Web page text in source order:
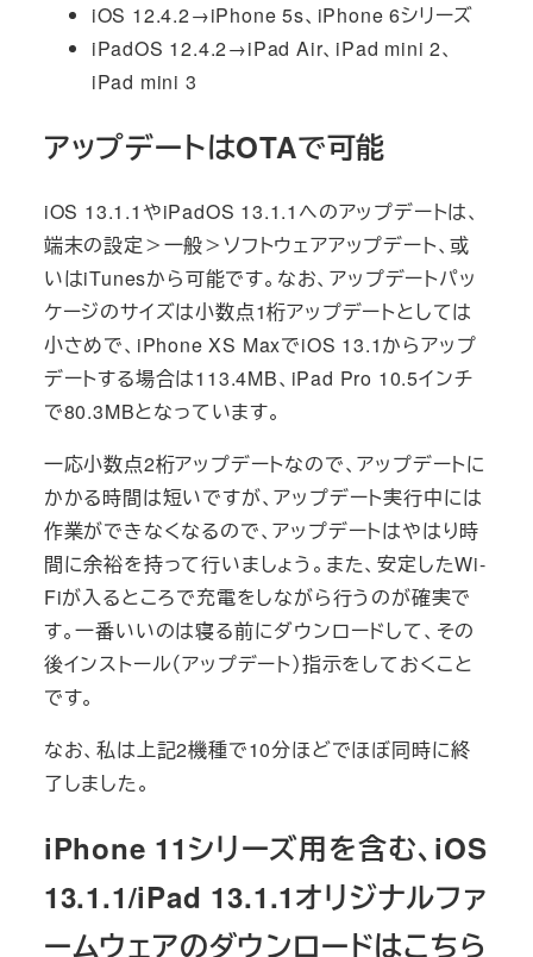
iOS 12.4.2→iPhone 5s、iPhone 6シリーズ
iPadOS 12.4.2→iPad Air、iPad mini 2、
iPad mini 3
アップデートはOTAで可能
iOS 13.1.1やiPadOS 13.1.1へのアップデートは、
端末の設定＞一般＞ソフトウェアアップデート、或
いはiTunesから可能です。なお、アップデートパッ
ケージのサイズは小数点1桁アップデートとしては
小さめで、iPhone XS MaxでiOS 13.1からアップ
デートする場合は113.4MB、iPad Pro 10.5インチ
で80.3MBとなっています。
一応小数点2桁アップデートなので、アップデートに
かかる時間は短いですが、アップデート実行中には
作業ができなくなるので、アップデートはやはり時
間に余裕を持って行いましょう。また、安定したWi-
Fiが入るところで充電をしながら行うのが確実で
す。一番いいのは寝る前にダウンロードして、その
後インストール（アップデート）指示をしておくこと
です。
なお、私は上記2機種で10分ほどでほぼ同時に終
了しました。
iPhone 11シリーズ用を含む、iOS
13.1.1/iPad 13.1.1オリジナルファ
ームウェアのダウンロードはこちら